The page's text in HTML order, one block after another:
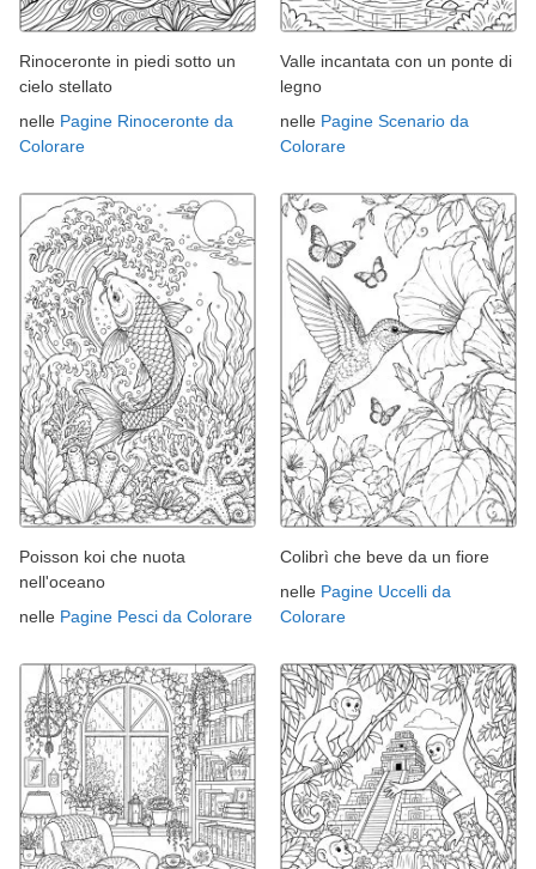
Rinoceronte in piedi sotto un
cielo stellato
nelle Pagine Rinoceronte da
Colorare
Valle incantata con un ponte di
legno
nelle Pagine Scenario da
Colorare
Poisson koi che nuota
nell'oceano
nelle Pagine Pesci da Colorare
Colibrì che beve da un fiore
nelle Pagine Uccelli da
Colorare